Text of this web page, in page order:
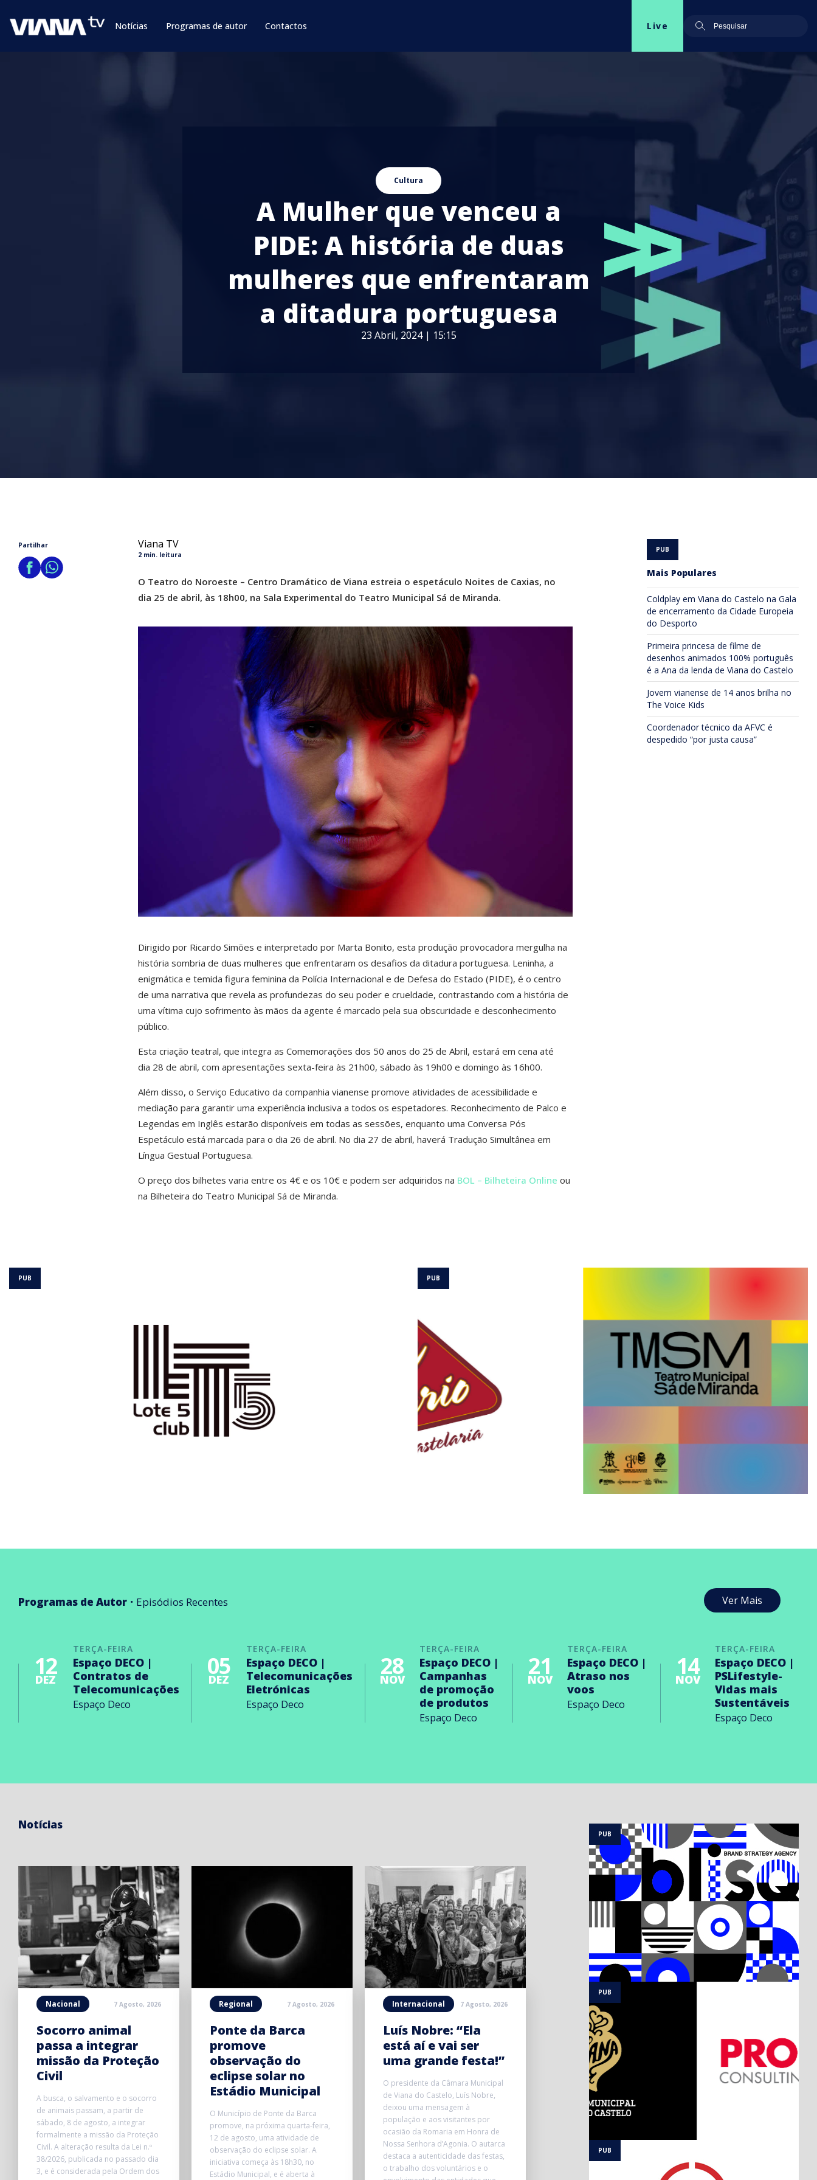
Notícias Programas de autor Contactos Live
Cultura
A Mulher que venceu a
PIDE: A história de duas
mulheres que enfrentaram
a ditadura portuguesa
23 Abril, 2024 | 15:15
Partilhar Viana TV
2 min. leitura
O Teatro do Noroeste – Centro Dramático de Viana estreia o espetáculo Noites de Caxias, no
dia 25 de abril, às 18h00, na Sala Experimental do Teatro Municipal Sá de Miranda.
Dirigido por Ricardo Simões e interpretado por Marta Bonito, esta produção provocadora mergulha na
história sombria de duas mulheres que enfrentaram os desafios da ditadura portuguesa. Leninha, a
enigmática e temida figura feminina da Polícia Internacional e de Defesa do Estado (PIDE), é o centro
de uma narrativa que revela as profundezas do seu poder e crueldade, contrastando com a história de
uma vítima cujo sofrimento às mãos da agente é marcado pela sua obscuridade e desconhecimento
público.
Esta criação teatral, que integra as Comemorações dos 50 anos do 25 de Abril, estará em cena até
dia 28 de abril, com apresentações sexta-feira às 21h00, sábado às 19h00 e domingo às 16h00.
Além disso, o Serviço Educativo da companhia vianense promove atividades de acessibilidade e
mediação para garantir uma experiência inclusiva a todos os espetadores. Reconhecimento de Palco e
Legendas em Inglês estarão disponíveis em todas as sessões, enquanto uma Conversa Pós
Espetáculo está marcada para o dia 26 de abril. No dia 27 de abril, haverá Tradução Simultânea em
Língua Gestual Portuguesa.
O preço dos bilhetes varia entre os 4€ e os 10€ e podem ser adquiridos na BOL – Bilheteira Online ou
na Bilheteira do Teatro Municipal Sá de Miranda.
Mais Populares
Coldplay em Viana do Castelo na Gala
de encerramento da Cidade Europeia
do Desporto
Primeira princesa de filme de
desenhos animados 100% português
é a Ana da lenda de Viana do Castelo
Jovem vianense de 14 anos brilha no
The Voice Kids
Coordenador técnico da AFVC é
despedido “por justa causa”
Programas de Autor Episódios Recentes Ver Mais
TERÇA-FEIRA
12
DEZ
Espaço DECO |
Contratos de
Telecomunicações
Espaço Deco
TERÇA-FEIRA
05
DEZ
Espaço DECO |
Telecomunicações
Eletrónicas
Espaço Deco
TERÇA-FEIRA
28
NOV
Espaço DECO |
Campanhas
de promoção
de produtos
Espaço Deco
TERÇA-FEIRA
21
NOV
Espaço DECO |
Atraso nos
voos
Espaço Deco
TERÇA-FEIRA
14
NOV
Espaço DECO |
PSLifestyle-
Vidas mais
Sustentáveis
Espaço Deco
Notícias
Nacional 7 Agosto, 2026
Socorro animal
passa a integrar
missão da Proteção
Civil
A busca, o salvamento e o socorro
de animais passam, a partir de
sábado, 8 de agosto, a integrar
formalmente a missão da Proteção
Civil. A alteração resulta da Lei n.º
38/2026, publicada no passado dia
3, e é considerada pela Ordem dos
Regional 7 Agosto, 2026
Ponte da Barca
promove
observação do
eclipse solar no
Estádio Municipal
O Município de Ponte da Barca
promove, na próxima quarta-feira,
12 de agosto, uma atividade de
observação do eclipse solar. A
iniciativa começa às 18h30, no
Estádio Municipal, e é aberta à
Internacional 7 Agosto, 2026
Luís Nobre: “Ela
está aí e vai ser
uma grande festa!”
O presidente da Câmara Municipal
de Viana do Castelo, Luís Nobre,
deixou uma mensagem à
população e aos visitantes por
ocasião da Romaria em Honra de
Nossa Senhora d’Agonia. O autarca
destaca a autenticidade das festas,
o trabalho dos voluntários e o